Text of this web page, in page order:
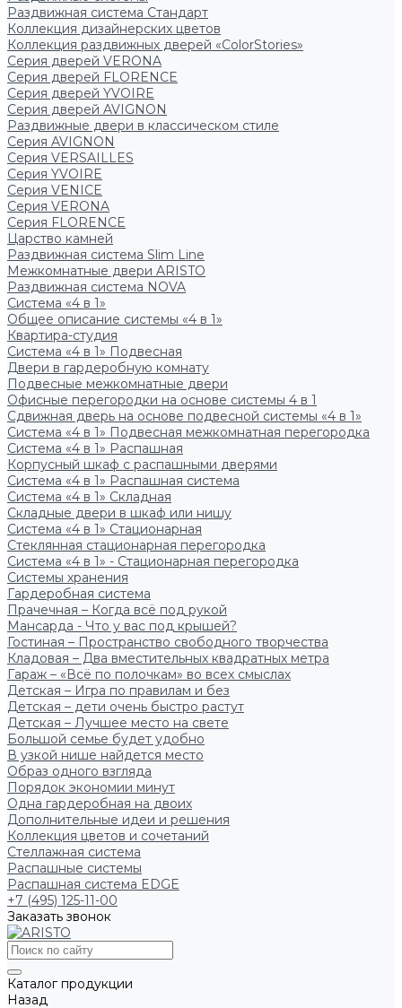
Раздвижная система Стандарт
Коллекция дизайнерских цветов
Коллекция раздвижных дверей «ColorStories»
Серия дверей VERONA
Серия дверей FLORENCE
Серия дверей YVOIRE
Серия дверей AVIGNON
Раздвижные двери в классическом стиле
Серия AVIGNON
Серия VERSAILLES
Серия YVOIRE
Серия VENICE
Серия VERONA
Серия FLORENCE
Царство камней
Раздвижная система Slim Line
Межкомнатные двери ARISTO
Раздвижная система NOVA
Система «4 в 1»
Общее описание системы «4 в 1»
Квартира-студия
Система «4 в 1» Подвесная
Двери в гардеробную комнату
Подвесные межкомнатные двери
Офисные перегородки на основе системы 4 в 1
Сдвижная дверь на основе подвесной системы «4 в 1»
Система «4 в 1» Подвесная межкомнатная перегородка
Система «4 в 1» Распашная
Корпусный шкаф с распашными дверями
Система «4 в 1» Распашная система
Система «4 в 1» Складная
Складные двери в шкаф или нишу
Система «4 в 1» Стационарная
Стеклянная стационарная перегородка
Система «4 в 1» - Стационарная перегородка
Системы хранения
Гардеробная система
Прачечная – Когда всё под рукой
Мансарда - Что у вас под крышей?
Гостиная – Пространство свободного творчества
Кладовая – Два вместительных квадратных метра
Гараж – «Всё по полочкам» во всех смыслах
Детская – Игра по правилам и без
Детская – дети очень быстро растут
Детская – Лучшее место на свете
Большой семье будет удобно
В узкой нише найдется место
Образ одного взгляда
Порядок экономии минут
Одна гардеробная на двоих
Дополнительные идеи и решения
Коллекция цветов и сочетаний
Стеллажная система
Распашные системы
Распашная система EDGE
+7 (495) 125-11-00
Заказать звонок
Каталог продукции
Назад